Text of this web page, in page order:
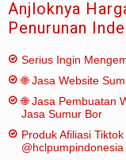
Anjloknya
Penurunan
Serius Ingin
🌐 Jasa Website
🌐 Jasa Pembuatan
Jasa Sumur Bor
Produk Afiliasi